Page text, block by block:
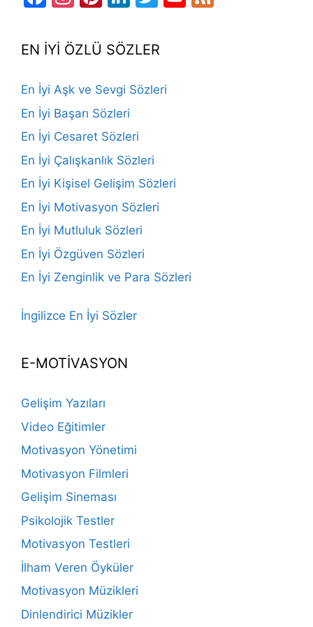
EN İYİ ÖZLÜ SÖZLER
En İyi Aşk ve Sevgi Sözleri
En İyi Başarı Sözleri
En İyi Cesaret Sözleri
En İyi Çalışkanlık Sözleri
En İyi Kişisel Gelişim Sözleri
En İyi Motivasyon Sözleri
En İyi Mutluluk Sözleri
En İyi Özgüven Sözleri
En İyi Zenginlik ve Para Sözleri
İngilizce En İyi Sözler
E-MOTİVASYON
Gelişim Yazıları
Video Eğitimler
Motivasyon Yönetimi
Motivasyon Filmleri
Gelişim Sineması
Psikolojik Testler
Motivasyon Testleri
İlham Veren Öyküler
Motivasyon Müzikleri
Dinlendirici Müzikler